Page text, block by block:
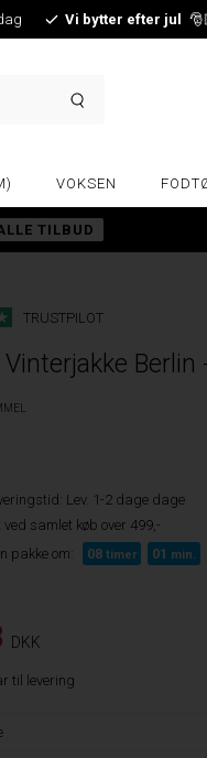
Vi bytter efter jul
VOKSEN
TILBUD
TRUSTPILOT
Berlin
Lev. 1-2 dage dage
samlet køb over 499,-
pakke om:
08 timer 01 min.
DKK
til levering